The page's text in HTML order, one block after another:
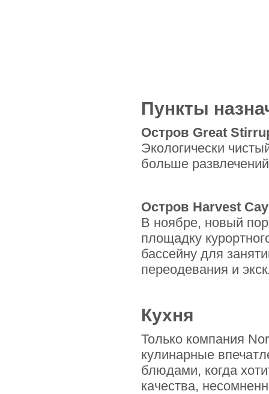
Пункты
Остров Great
Экологически
больше
Остров Harvest Cay
В ноябре, новый
площадку
бассейну для
переодевания и
Кухня
Только компания
кулинарные
блюдами, когда
качества,